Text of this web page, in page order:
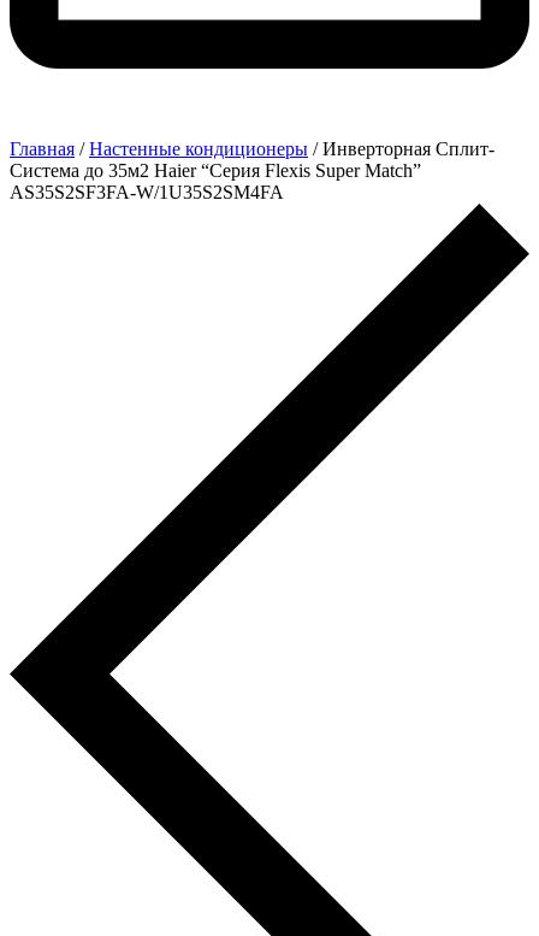
Главная /Настенные кондиционеры / Инверторная Сплит-
Система до 35м2 Haier “Серия Flexis Super Match”
AS35S2SF3FA-W/1U35S2SM4FA